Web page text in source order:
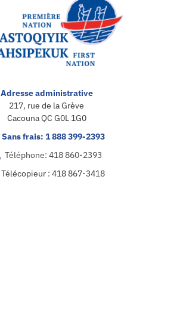
Adresse administrative
217, rue de la Grève
Cacouna QC G0L 1G0
Sans frais: 1 888 399-2393
Téléphone: 418 860-2393
Télécopieur : 418 867-3418